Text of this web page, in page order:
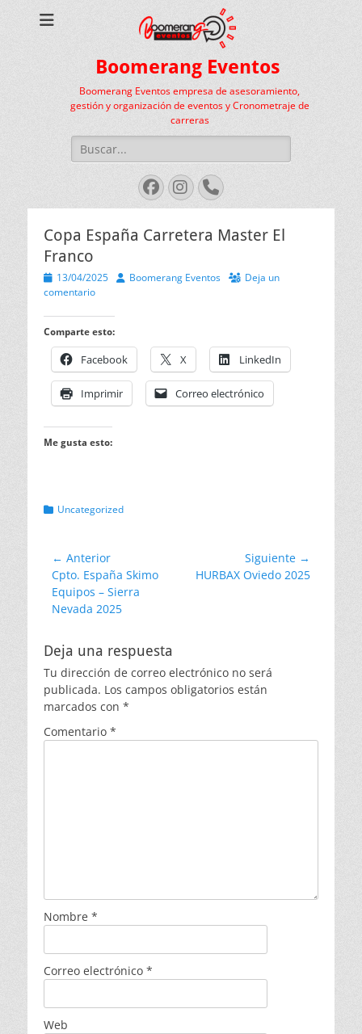
Boomerang Eventos
Boomerang Eventos empresa de asesoramiento,
gestión y organización de eventos y Cronometraje de
carreras
Buscar:
Facebook
Instagram
Teléfono
Copa España Carretera Master El
Franco
Publicado
el
13/04/2025 AutorBoomerang Eventos
Deja un
comentario
Comparte esto:
Facebook X LinkedIn
Imprimir Correo electrónico
Me gusta esto:
Categorias
Uncategorized
Navegación
de
entradas
← Anterior
Entrada
anterior:
Cpto. España Skimo
Equipos – Sierra
Nevada 2025
Siguiente →
Entrada
HURBAX Oviedo 2025
Deja una respuesta
Tu dirección de correo electrónico no será
publicada. Los campos obligatorios están
marcados con *
Comentario *
Nombre *
Correo electrónico *
Web